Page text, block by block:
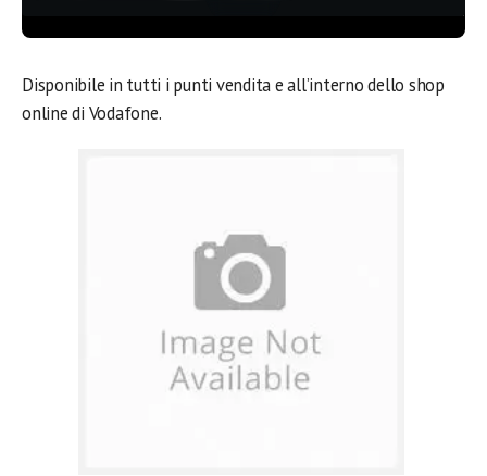
Disponibile in tutti i punti vendita e all’interno dello shop
online di Vodafone.